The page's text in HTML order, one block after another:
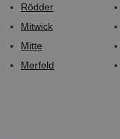
Rödder
Mitwick
Mitte
Merfeld